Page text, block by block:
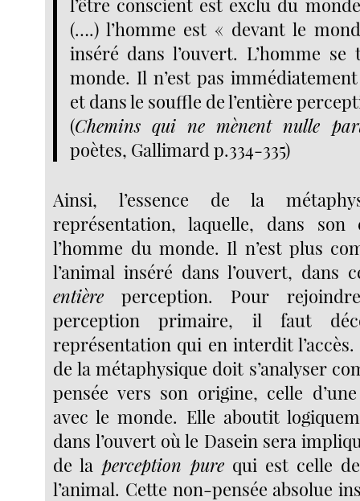
l’être conscient est exclu du
(….) l’homme est « devant le
inséré dans l’ouvert. L’homme
monde. Il n’est pas
et dans le souffle de l’entière
(Chemins qui ne mènent nulle
poètes, Gallimard p.334-335)
Ainsi, l’essence de la
représentation, laquelle, dans son
l’homme du monde. Il n’est plus
l’animal inséré dans l’ouvert, dans
entière perception. Pour
perception primaire, il faut
représentation qui en interdit l’accès.
de la métaphysique doit s’analyser
pensée vers son origine, celle
avec le monde. Elle aboutit
dans l’ouvert où le Dasein sera
de la perception purequi est celle
l’animal. Cette non-pensée absolue